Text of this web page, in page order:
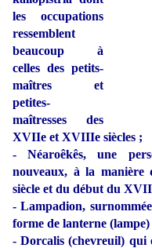
les occupations
ressemblent
beaucoup à
celles des petits-
maîtres et
petites-
maîtresses des
XVIIe et XVIIIe siècles ;
- Néaroêkês, une
nouveaux, à la
siècle et du début du
- Lampadion,
forme de lanterne (lampe)
- Dorcalis (chevreuil) qui